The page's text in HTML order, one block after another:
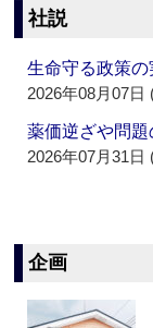
社説
生命守る政策
2026年08月07日
薬価逆ざや問
2026年07月31日
企画